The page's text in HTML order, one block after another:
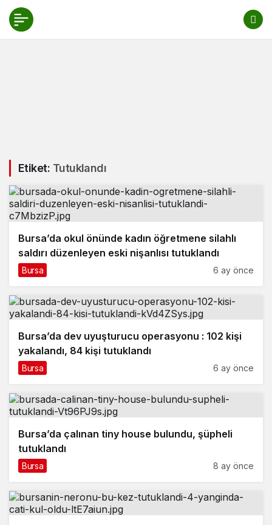
Etiket: Tutuklandı
Bursa’da okul önünde kadın öğretmene silahlı
saldırı düzenleyen eski nişanlısı tutuklandı
Bursa 6 ay önce
Bursa’da dev uyuşturucu operasyonu : 102 kişi
yakalandı, 84 kişi tutuklandı
Bursa 6 ay önce
Bursa’da çalınan tiny house bulundu, şüpheli
tutuklandı
Bursa 8 ay önce